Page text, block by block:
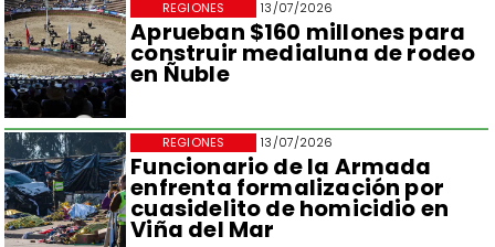
13/07/2026
Aprueban $160 millones para
construir medialuna de rodeo
en Ñuble
REGIONES
13/07/2026
Funcionario de la Armada
enfrenta formalización por
cuasidelito de homicidio en
Viña del Mar
REGIONES